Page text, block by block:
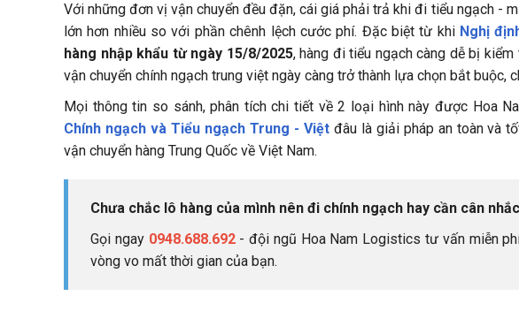
Với những đơn vị vận chuyển đều đặn, cái giá phải trả khi đi tiểu ngạch -
lớn hơn nhiều so với phần chênh lệch cước phí. Đặc biệt từ khi Nghị
hàng nhập khẩu từ ngày 15/8/2025, hàng đi tiểu ngạch càng dễ bị
vận chuyển chính ngạch trung việt ngày càng trở thành lựa chọn bắt buộc,
Mọi thông tin so sánh, phân tích chi tiết về 2 loại hình này được Hoa
Chính ngạch và Tiểu ngạch Trung - Việtđâu là giải pháp an toàn và
vận chuyển hàng Trung Quốc về Việt Nam.
Chưa chắc lô hàng của mình nên đi chính ngạch hay cần cân
Gọi ngay 0948.688.692- đội ngũ Hoa Nam Logistics tư vấn miễn
vòng vo mất thời gian của bạn.